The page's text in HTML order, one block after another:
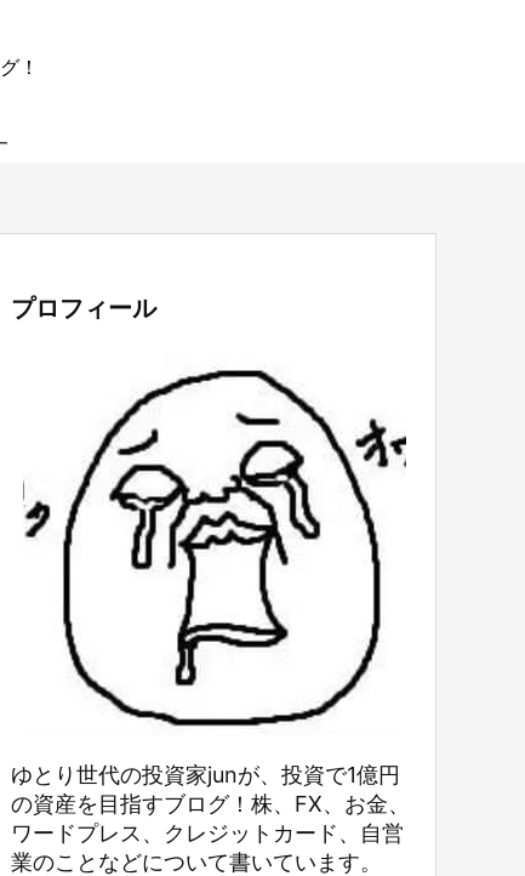
！
プロフィール
ゆとり世代の投資家junが、投資で1億円
の資産を目指すブログ！株、FX、お金、
ワードプレス、クレジットカード、自営
業のことなどについて書いています。